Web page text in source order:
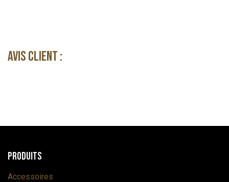
Avis client :
Produits
Accessoires